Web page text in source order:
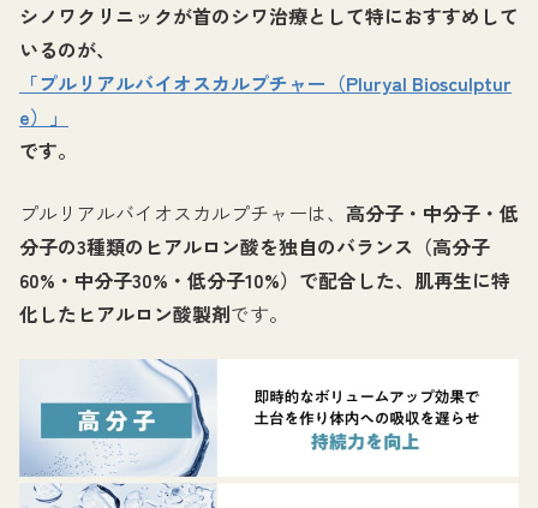
シノワクリニックが首のシワ治療として特におすすめして
いるのが、
「プルリアルバイオスカルプチャー（Pluryal Biosculptur
e）」
です。
プルリアルバイオスカルプチャーは、 高分子・中分子・低
分子の3種類のヒアルロン酸を独自のバランス（高分子
60%・中分子30%・低分子10%）で配合した、肌再生に特
化したヒアルロン酸製剤です。